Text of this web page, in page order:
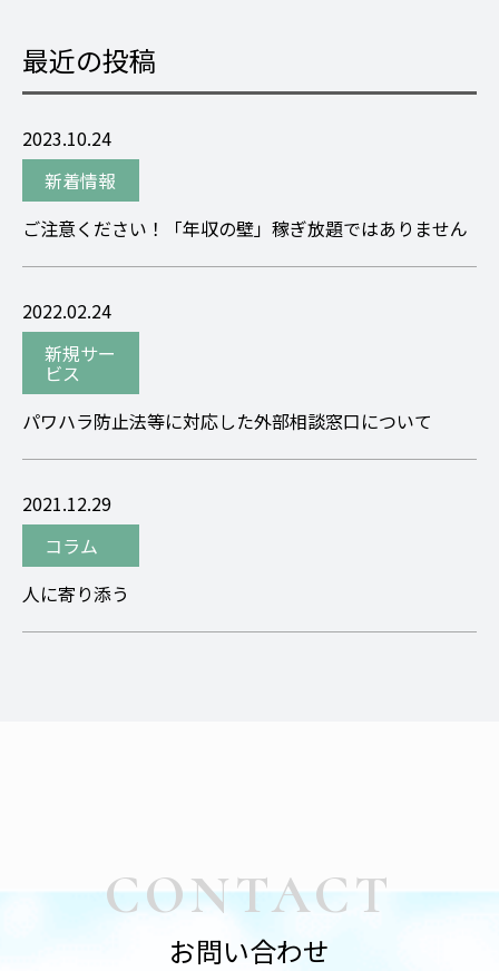
最近の投稿
2023.10.24
新着情報
ご注意ください！「年収の壁」稼ぎ放題ではありません
2022.02.24
新規サー
ビス
パワハラ防止法等に対応した外部相談窓口について
2021.12.29
コラム
人に寄り添う
CONTACT
お問い合わせ